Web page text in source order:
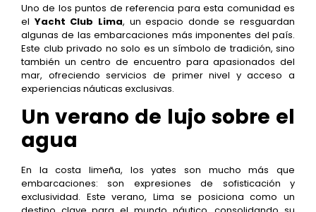
Uno de los puntos de referencia para esta comunidad es
el Yacht Club Lima, un espacio donde se resguardan
algunas de las embarcaciones más imponentes del país.
Este club privado no solo es un símbolo de tradición, sino
también un centro de encuentro para apasionados del
mar, ofreciendo servicios de primer nivel y acceso a
experiencias náuticas exclusivas.
Un verano de lujo sobre el
agua
En la costa limeña, los yates son mucho más que
embarcaciones: son expresiones de sofisticación y
exclusividad. Este verano, Lima se posiciona como un